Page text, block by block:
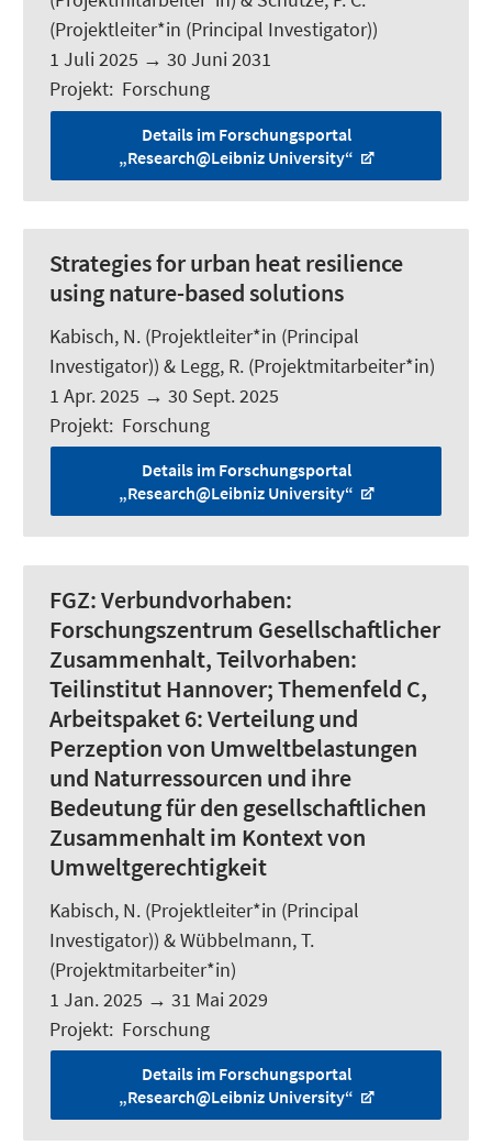
(Projektleiter*in (Principal Investigator))
1 Juli 2025 → 30 Juni 2031
Projekt: Forschung
Details im Forschungsportal
„Research@Leibniz University“
Strategies for urban heat resilience
using nature-based solutions
Kabisch, N. (Projektleiter*in (Principal
Investigator)) & Legg, R. (Projektmitarbeiter*in)
1 Apr. 2025 → 30 Sept. 2025
Projekt: Forschung
Details im Forschungsportal
„Research@Leibniz University“
FGZ:Verbundvorhaben:
Forschungszentrum Gesellschaftlicher
Zusammenhalt, Teilvorhaben:
Teilinstitut Hannover; Themenfeld C,
Arbeitspaket 6: Verteilung und
Perzeption von Umweltbelastungen
und Naturressourcen und ihre
Bedeutung für den gesellschaftlichen
Zusammenhalt im Kontext von
Umweltgerechtigkeit
Kabisch, N. (Projektleiter*in (Principal
Investigator)) &Wübbelmann, T.
(Projektmitarbeiter*in)
1 Jan. 2025 → 31 Mai 2029
Projekt: Forschung
Details im Forschungsportal
„Research@Leibniz University“